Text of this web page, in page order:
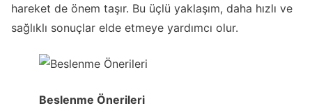
hareket de önem taşır. Bu üçlü yaklaşım, daha hızlı ve
sağlıklı sonuçlar elde etmeye yardımcı olur.
Beslenme Önerileri